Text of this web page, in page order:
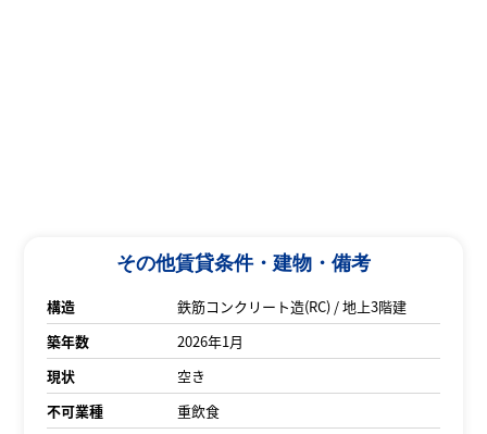
その他賃貸条件・建物・備考
構造
鉄筋コンクリート造(RC) / 地上3階建
築年数
2026年1月
現状
空き
不可業種
重飲食